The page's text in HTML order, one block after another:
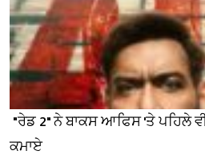
"ਰੇਡ 2" ਨੇ ਬਾਕਸ ਆਫਿਸ 'ਤੇ ਪਹਿਲੇ
ਕਮਾਏ